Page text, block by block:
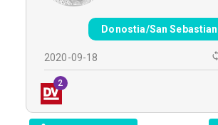
Donostia/San Sebastian
2020-09-18
2